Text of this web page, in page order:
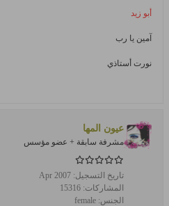
أبو زيد
آمين يا رب
نورت أستاذي
عيون المها
مشرفة سابقة + عضو مؤسس
تاريخ التسجيل: Apr 2007
المشاركات: 15316
الجنس: female